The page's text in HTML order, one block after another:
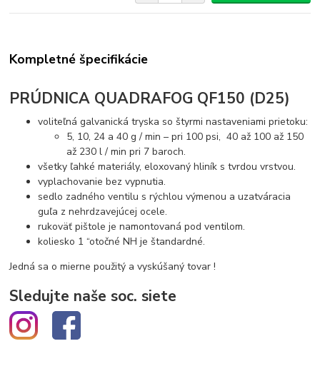
Kompletné špecifikácie
PRÚDNICA QUADRAFOG QF150 (D25)
voliteľná galvanická tryska so štyrmi nastaveniami prietoku:
5, 10, 24 a 40 g / min – pri 100 psi, 40 až 100 až 150
až 230 l / min pri 7 baroch.
všetky ľahké materiály, eloxovaný hliník s tvrdou vrstvou.
vyplachovanie bez vypnutia.
sedlo zadného ventilu s rýchlou výmenou a uzatváracia
guľa z nehrdzavejúcej ocele.
rukoväť pištole je namontovaná pod ventilom.
koliesko 1 “otočné NH je štandardné.
Jedná sa o mierne použitý a vyskúšaný tovar !
Sledujte naše soc. siete